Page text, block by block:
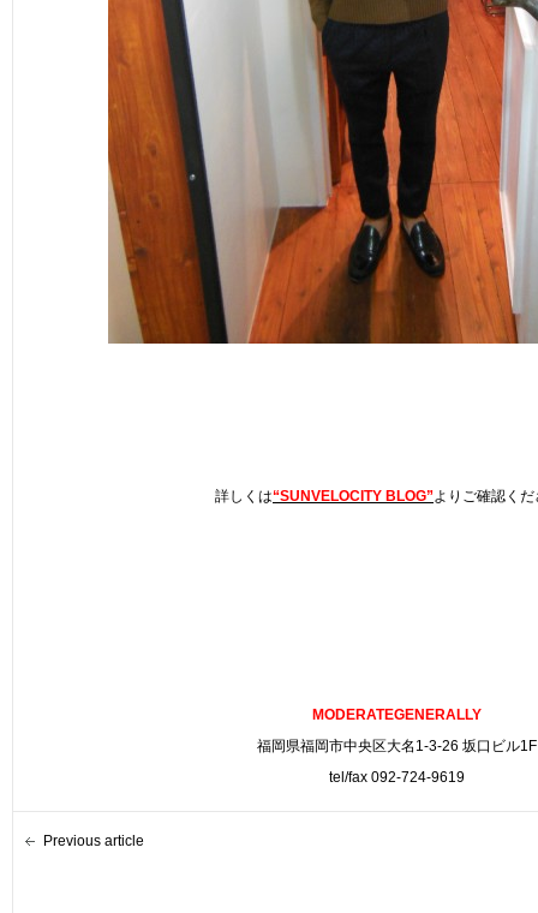
詳しくは“SUNVELOCITY BLOG”よりご確認くだ
MODERATEGENERALLY
福岡県福岡市中央区大名1-3-26 坂口ビル1F
tel/fax 092-724-9619
Previous article